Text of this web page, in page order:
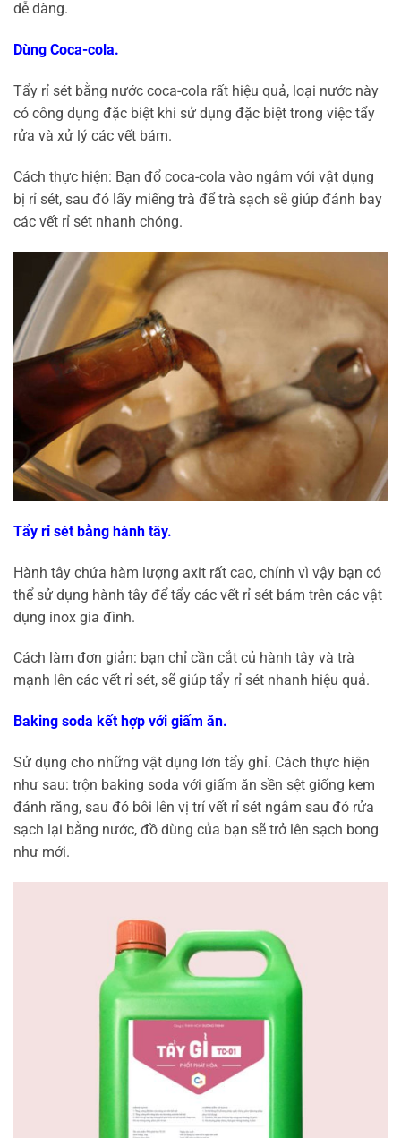
dễ dàng.
Dùng Coca-cola.
Tẩy rỉ sét bằng nước coca-cola rất hiệu quả, loại nước này
có công dụng đặc biệt khi sử dụng đặc biệt trong việc tẩy
rửa và xử lý các vết bám.
Cách thực hiện: Bạn đổ coca-cola vào ngâm với vật dụng
bị rỉ sét, sau đó lấy miếng trà để trà sạch sẽ giúp đánh bay
các vết rỉ sét nhanh chóng.
Tẩy rỉ sét bằng hành tây.
Hành tây chứa hàm lượng axit rất cao, chính vì vậy bạn có
thể sử dụng hành tây để tẩy các vết rỉ sét bám trên các vật
dụng inox gia đình.
Cách làm đơn giản: bạn chỉ cần cắt củ hành tây và trà
mạnh lên các vết rỉ sét, sẽ giúp tẩy rỉ sét nhanh hiệu quả.
Baking soda kết hợp với giấm ăn.
Sử dụng cho những vật dụng lớn tẩy ghỉ. Cách thực hiện
như sau: trộn baking soda với giấm ăn sền sệt giống kem
đánh răng, sau đó bôi lên vị trí vết rỉ sét ngâm sau đó rửa
sạch lại bằng nước, đồ dùng của bạn sẽ trở lên sạch bong
như mới.